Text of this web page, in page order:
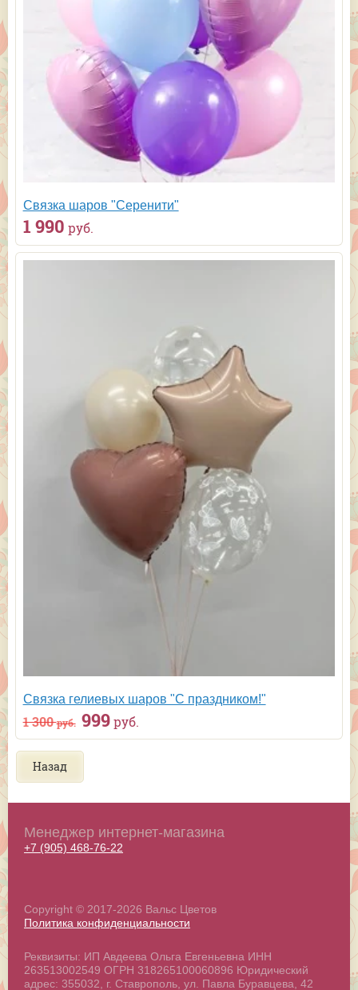
Связка шаров "Серенити"
1 990 руб.
Связка гелиевых шаров "С праздником!"
1 300руб. 999 руб.
Назад
Менеджер интернет-магазина
+7 (905) 468-76-22
Copyright © 2017-2026 Вальс Цветов
Политика конфиденциальности
Реквизиты: ИП Авдеева Ольга Евгеньевна ИНН
263513002549 ОГРН 318265100060896 Юридический
адрес: 355032, г. Ставрополь, ул. Павла Буравцева, 42